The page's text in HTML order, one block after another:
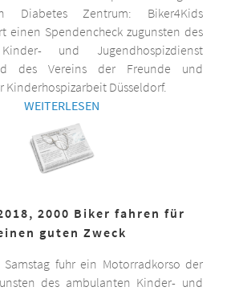
Diabetes Zentrum: Biker4Kids
einen Spendencheck zugunsten des
und Jugendhospizdienst
des Vereins der Freunde und
Kinderhospizarbeit Düsseldorf.
WEITERLESEN
2000 Biker fahren für
guten Zweck
Samstag fuhr ein Motorradkorso der
des ambulanten Kinder- und